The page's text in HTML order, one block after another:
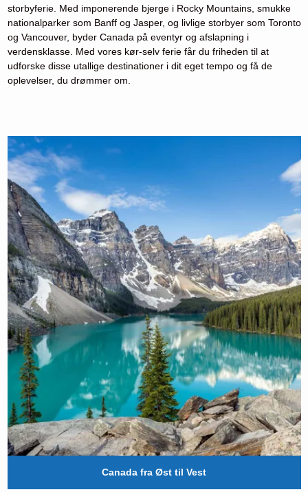
storbyferie. Med imponerende bjerge i Rocky Mountains, smukke
nationalparker som Banff og Jasper, og livlige storbyer som Toronto
og Vancouver, byder Canada på eventyr og afslapning i
verdensklasse. Med vores kør-selv ferie får du friheden til at
udforske disse utallige destinationer i dit eget tempo og få de
oplevelser, du drømmer om.
Canada fra Øst til Vest